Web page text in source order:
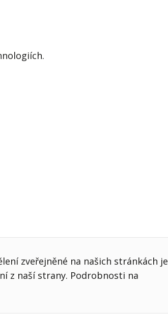
zveřejněné na našich stránkách je
z naší strany. Podrobnosti na